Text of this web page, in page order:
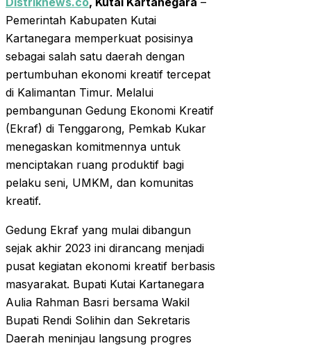
Pemerintah Kabupaten Kutai
Kartanegara memperkuat posisinya
sebagai salah satu daerah dengan
pertumbuhan ekonomi kreatif tercepat
di Kalimantan Timur. Melalui
pembangunan Gedung Ekonomi Kreatif
(Ekraf) di Tenggarong, Pemkab Kukar
menegaskan komitmennya untuk
menciptakan ruang produktif bagi
pelaku seni, UMKM, dan komunitas
kreatif.
Gedung Ekraf yang mulai dibangun
sejak akhir 2023 ini dirancang menjadi
pusat kegiatan ekonomi kreatif berbasis
masyarakat. Bupati Kutai Kartanegara
Aulia Rahman Basri bersama Wakil
Bupati Rendi Solihin dan Sekretaris
Daerah meninjau langsung progres